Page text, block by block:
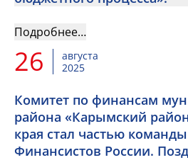
Подробнее…
26
августа
2025
Комитет по финансам
района «Карымский
края стал частью
Финансистов России.